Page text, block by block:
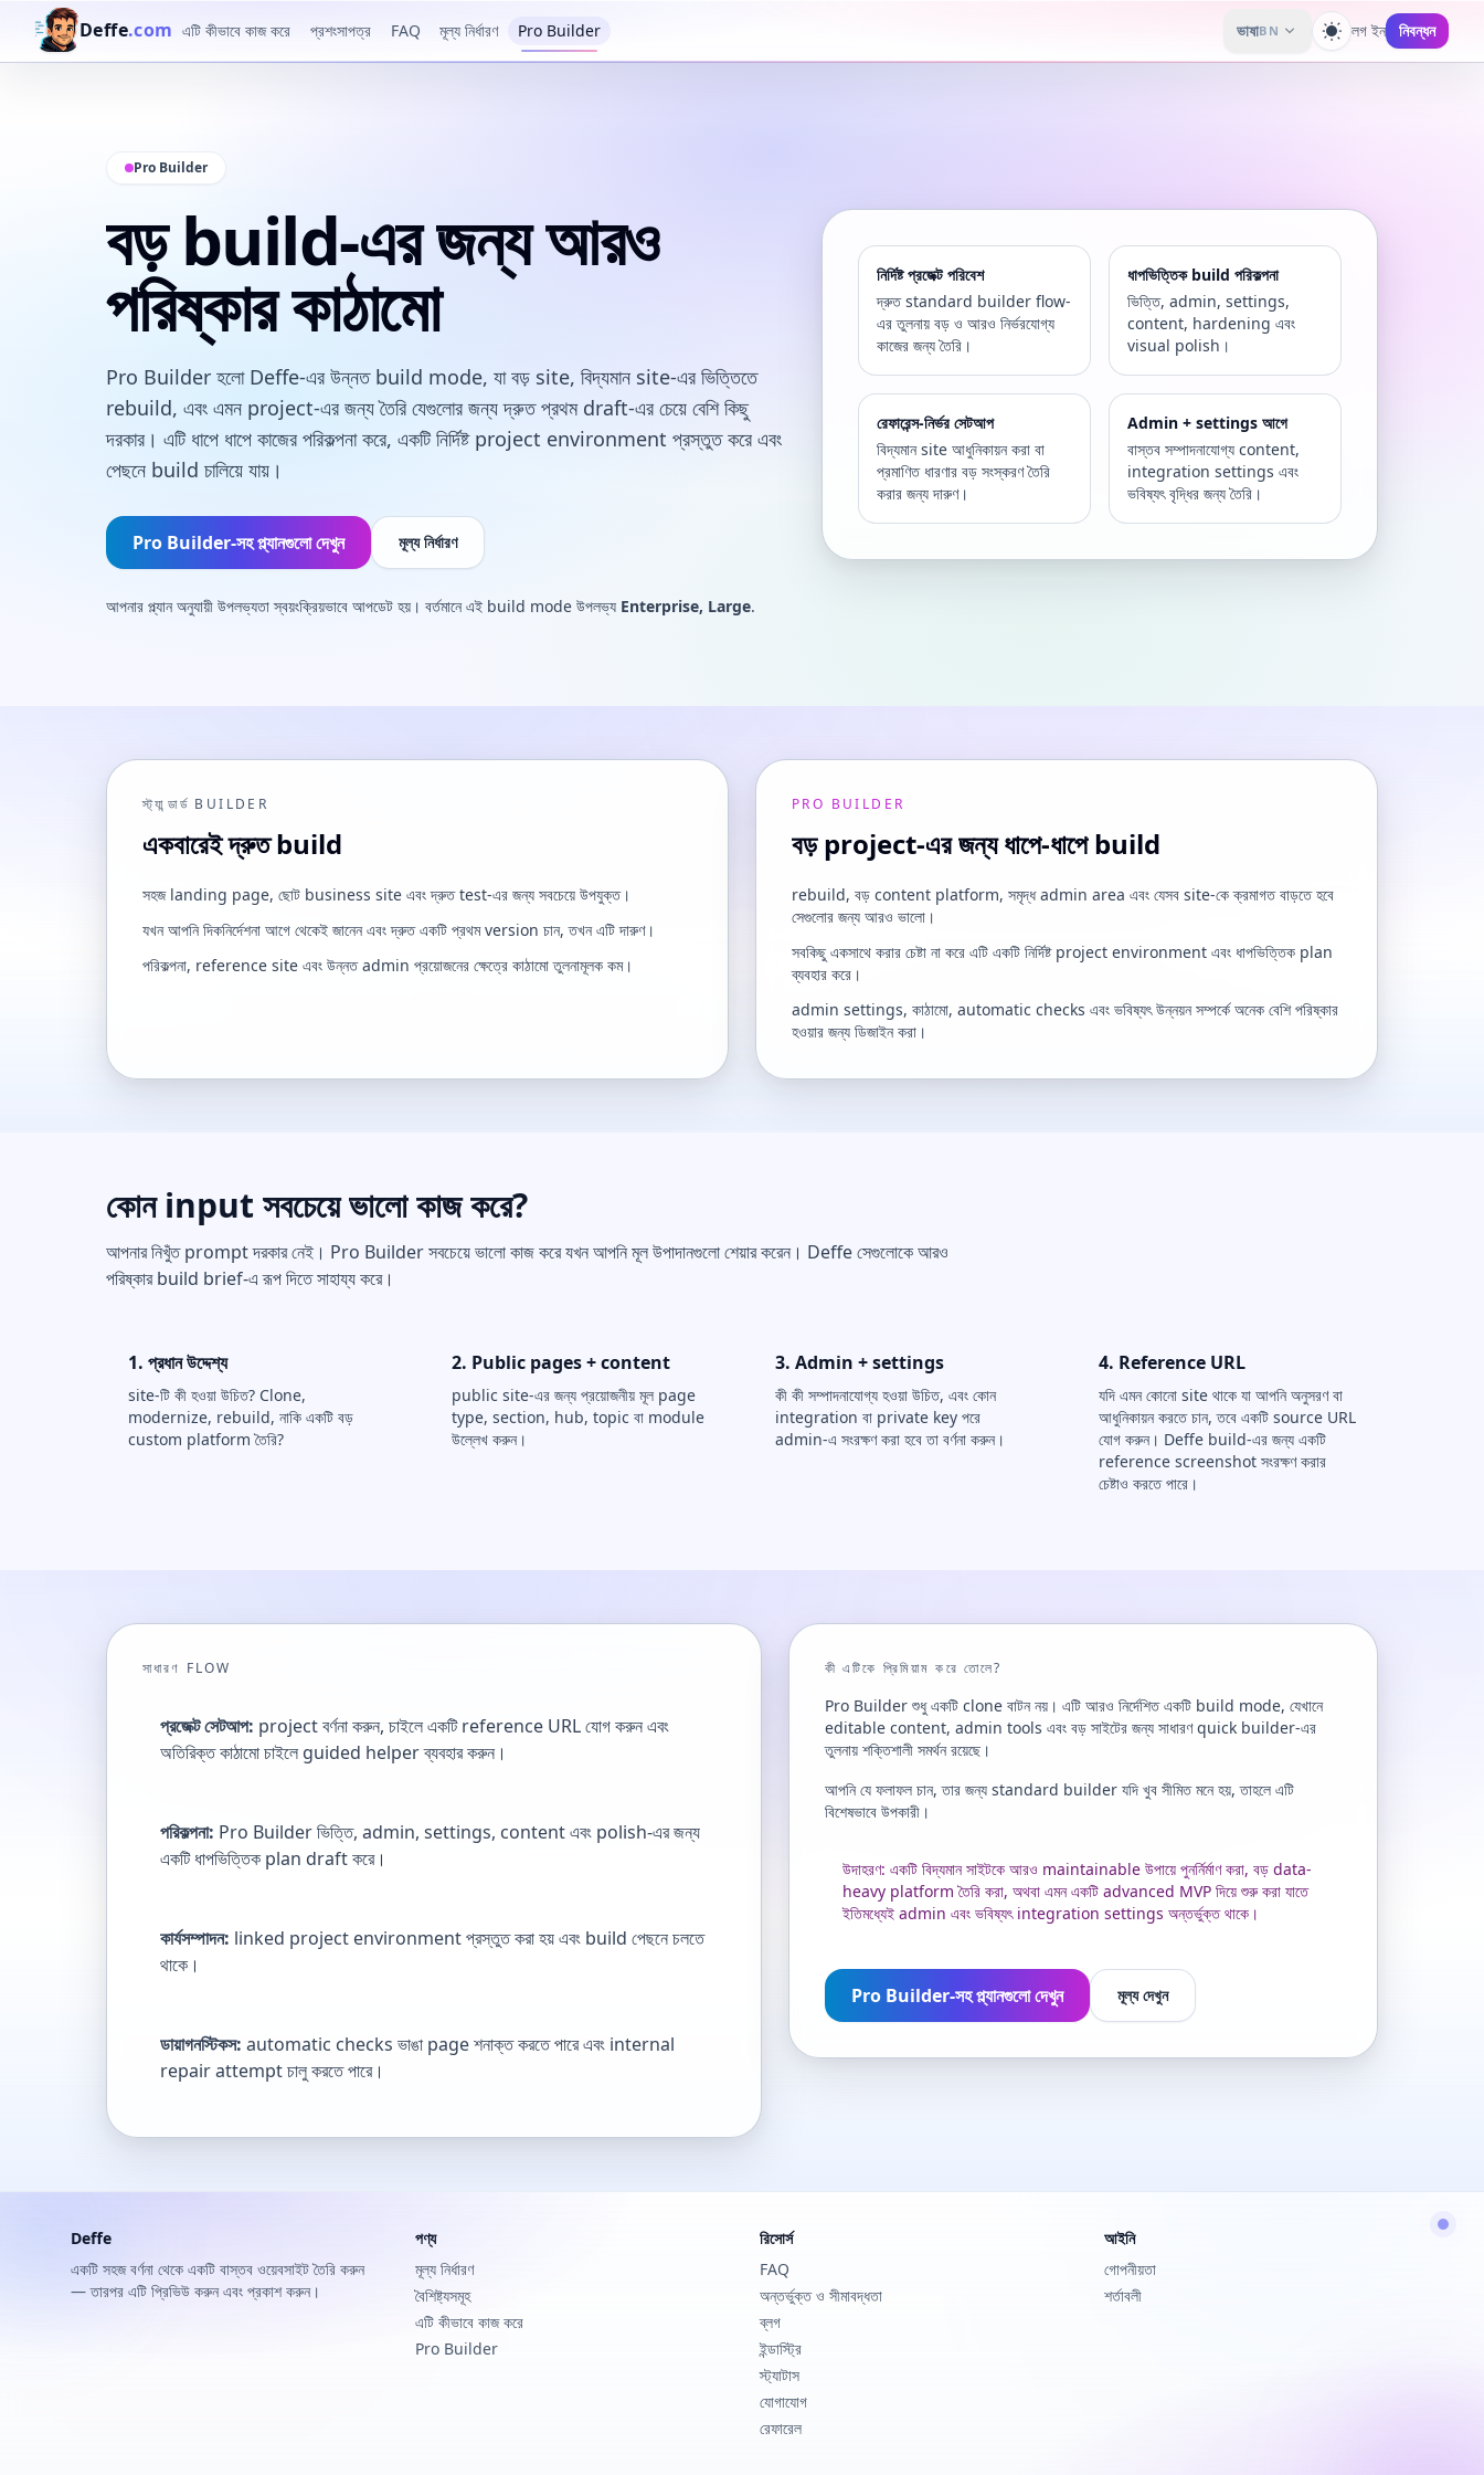
Deffe.com এটি কীভাবে কাজ করে প্রশংসাপত্র FAQ মূল্য নির্ধারণ Pro Builder ভাষাBN থিম পরিবর্তন করুন
লগ ইন নিবন্ধন
Pro Builder
বড় build-এর জন্য আরও
পরিষ্কার কাঠামো
Pro Builder হলো Deffe-এর উন্নত build mode, যা বড় site, বিদ্যমান site-এর ভিত্তিতে
rebuild, এবং এমন project-এর জন্য তৈরি যেগুলোর জন্য দ্রুত প্রথম draft-এর চেয়ে বেশি কিছু
দরকার। এটি ধাপে ধাপে কাজের পরিকল্পনা করে, একটি নির্দিষ্ট project environment প্রস্তুত করে এবং
পেছনে build চালিয়ে যায়।
Pro Builder-সহ প্ল্যানগুলো দেখুন মূল্য নির্ধারণ
আপনার প্ল্যান অনুযায়ী উপলভ্যতা স্বয়ংক্রিয়ভাবে আপডেট হয়। বর্তমানে এই build mode উপলভ্য Enterprise, Large.
নির্দিষ্ট প্রজেক্ট পরিবেশ
দ্রুত standard builder flow-
এর তুলনায় বড় ও আরও নির্ভরযোগ্য
কাজের জন্য তৈরি।
ধাপভিত্তিক build পরিকল্পনা
ভিত্তি, admin, settings,
content, hardening এবং
visual polish।
রেফারেন্স-নির্ভর সেটআপ
বিদ্যমান site আধুনিকায়ন করা বা
প্রমাণিত ধারণার বড় সংস্করণ তৈরি
করার জন্য দারুণ।
Admin + settings আগে
বাস্তব সম্পাদনাযোগ্য content,
integration settings এবং
ভবিষ্যৎ বৃদ্ধির জন্য তৈরি।
স্ট্যান্ডার্ড BUILDER
একবারেই দ্রুত build
সহজ landing page, ছোট business site এবং দ্রুত test-এর জন্য সবচেয়ে উপযুক্ত।
যখন আপনি দিকনির্দেশনা আগে থেকেই জানেন এবং দ্রুত একটি প্রথম version চান, তখন এটি দারুণ।
পরিকল্পনা, reference site এবং উন্নত admin প্রয়োজনের ক্ষেত্রে কাঠামো তুলনামূলক কম।
PRO BUILDER
বড় project-এর জন্য ধাপে-ধাপে build
rebuild, বড় content platform, সমৃদ্ধ admin area এবং যেসব site-কে ক্রমাগত বাড়তে হবে
সেগুলোর জন্য আরও ভালো।
সবকিছু একসাথে করার চেষ্টা না করে এটি একটি নির্দিষ্ট project environment এবং ধাপভিত্তিক plan
ব্যবহার করে।
admin settings, কাঠামো, automatic checks এবং ভবিষ্যৎ উন্নয়ন সম্পর্কে অনেক বেশি পরিষ্কার
হওয়ার জন্য ডিজাইন করা।
কোন input সবচেয়ে ভালো কাজ করে?
আপনার নিখুঁত prompt দরকার নেই। Pro Builder সবচেয়ে ভালো কাজ করে যখন আপনি মূল উপাদানগুলো শেয়ার করেন। Deffe সেগুলোকে আরও
পরিষ্কার build brief-এ রূপ দিতে সাহায্য করে।
1. প্রধান উদ্দেশ্য
site-টি কী হওয়া উচিত? Clone,
modernize, rebuild, নাকি একটি বড়
custom platform তৈরি?
2. Public pages + content
public site-এর জন্য প্রয়োজনীয় মূল page
type, section, hub, topic বা module
উল্লেখ করুন।
3. Admin + settings
কী কী সম্পাদনাযোগ্য হওয়া উচিত, এবং কোন
integration বা private key পরে
admin-এ সংরক্ষণ করা হবে তা বর্ণনা করুন।
4. Reference URL
যদি এমন কোনো site থাকে যা আপনি অনুসরণ বা
আধুনিকায়ন করতে চান, তবে একটি source URL
যোগ করুন। Deffe build-এর জন্য একটি
reference screenshot সংরক্ষণ করার
চেষ্টাও করতে পারে।
সাধারণ FLOW
প্রজেক্ট সেটআপ: project বর্ণনা করুন, চাইলে একটি reference URL যোগ করুন এবং
অতিরিক্ত কাঠামো চাইলে guided helper ব্যবহার করুন।
পরিকল্পনা: Pro Builder ভিত্তি, admin, settings, content এবং polish-এর জন্য
একটি ধাপভিত্তিক plan draft করে।
কার্যসম্পাদন: linked project environment প্রস্তুত করা হয় এবং build পেছনে চলতে
থাকে।
ডায়াগনস্টিকস: automatic checks ভাঙা page শনাক্ত করতে পারে এবং internal
repair attempt চালু করতে পারে।
কী এটিকে প্রিমিয়াম করে তোলে?
Pro Builder শুধু একটি clone বাটন নয়। এটি আরও নির্দেশিত একটি build mode, যেখানে
editable content, admin tools এবং বড় সাইটের জন্য সাধারণ quick builder-এর
তুলনায় শক্তিশালী সমর্থন রয়েছে।
আপনি যে ফলাফল চান, তার জন্য standard builder যদি খুব সীমিত মনে হয়, তাহলে এটি
বিশেষভাবে উপকারী।
উদাহরণ: একটি বিদ্যমান সাইটকে আরও maintainable উপায়ে পুনর্নির্মাণ করা, বড় data-
heavy platform তৈরি করা, অথবা এমন একটি advanced MVP দিয়ে শুরু করা যাতে
ইতিমধ্যেই admin এবং ভবিষ্যৎ integration settings অন্তর্ভুক্ত থাকে।
Pro Builder-সহ প্ল্যানগুলো দেখুন মূল্য দেখুন
Deffe
একটি সহজ বর্ণনা থেকে একটি বাস্তব ওয়েবসাইট তৈরি করুন
— তারপর এটি প্রিভিউ করুন এবং প্রকাশ করুন।
পণ্য
মূল্য নির্ধারণ
বৈশিষ্ট্যসমূহ
এটি কীভাবে কাজ করে
Pro Builder
রিসোর্স
FAQ
অন্তর্ভুক্ত ও সীমাবদ্ধতা
ব্লগ
ইন্ডাস্ট্রি
স্ট্যাটাস
যোগাযোগ
রেফারেল
আইনি
গোপনীয়তা
শর্তাবলী